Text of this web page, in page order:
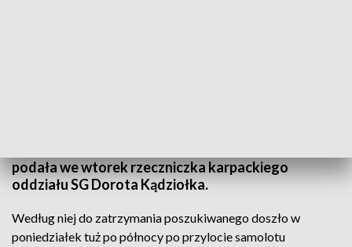
podała we wtorek rzeczniczka karpackiego
oddziału SG Dorota Kądziołka.
Według niej do zatrzymania poszukiwanego doszło w
poniedziałek tuż po północy po przylocie samolotu